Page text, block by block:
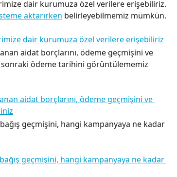
dair kurumuza özel verilere erişebiliriz.
aktarırken belirleyebilmemiz mümkün.
aidat borçlarını, ödeme geçmişini ve
ödeme tarihini görüntülememiz
geçmişini, hangi kampanyaya ne kadar